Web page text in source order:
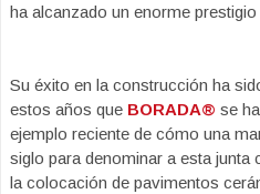
ha alcanzado un enorme
Su éxito en la construcción ha
estos años que BORADA® se
ejemplo reciente de cómo una
siglo para denominar a esta junta
la colocación de pavimentos